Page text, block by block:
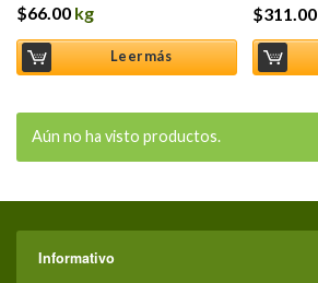
Valorado en
$66.00 kg
Leer más
$311.00
Aún no ha visto productos.
Informativo